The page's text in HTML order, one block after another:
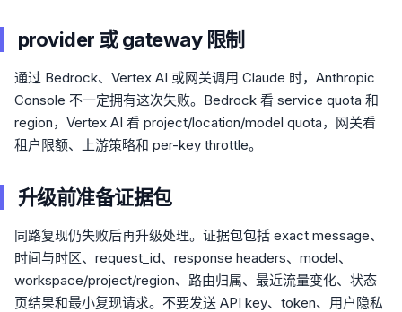
provider 或 gateway 限制
通过 Bedrock、Vertex AI 或网关调用 Claude 时，Anthropic
Console 不一定拥有这次失败。Bedrock 看 service quota 和
region，Vertex AI 看 project/location/model quota，网关看
租户限额、上游策略和 per-key throttle。
升级前准备证据包
同路复现仍失败后再升级处理。证据包包括 exact message、
时间与时区、request_id、response headers、model、
workspace/project/region、路由归属、最近流量变化、状态
页结果和最小复现请求。不要发送 API key、token、用户隐私